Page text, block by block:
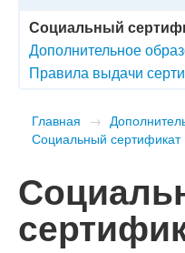
Социальный
Дополнительное
Правила выдачи
Главная →
Социальный сертификат